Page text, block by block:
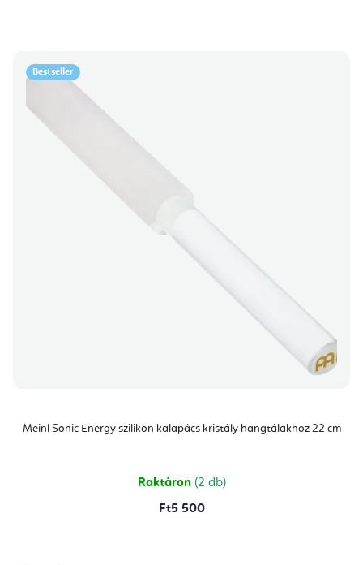
Bestseller
Meinl Sonic Energy szilikon kalapács kristály hangtálakhoz 22 cm
Raktáron (2 db)
Ft5 500